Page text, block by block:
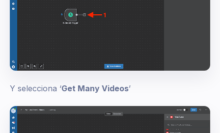
Y selecciona ‘Get Many Videos’